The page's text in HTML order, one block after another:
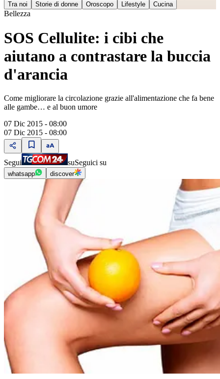
Tra noi
Storie di donne Oroscopo Lifestyle Cucina
Bellezza
SOS Cellulite: i cibi che
aiutano a contrastare la buccia
d'arancia
Come migliorare la circolazione grazie all'alimentazione che fa bene
alle gambe… e al buon umore
07 Dic 2015 - 08:00
07 Dic 2015 - 08:00
Segui suSeguici su
whatsapp discover